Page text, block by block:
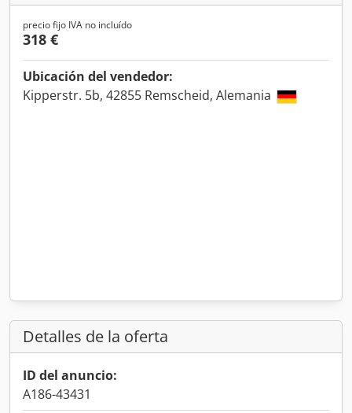
precio fijo IVA no incluído
318 €
Ubicación del vendedor:
Kipperstr. 5b, 42855 Remscheid, Alemania
Detalles de la oferta
ID del anuncio:
A186-43431